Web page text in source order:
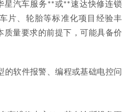
片、轮胎等标准化项目经验丰
质量要求的前提下，可能具备价
的软件报警、编程或基础电控问